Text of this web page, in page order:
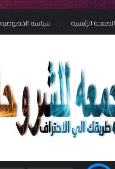
الصفحة الرئيسية سياسه الخصوصيه